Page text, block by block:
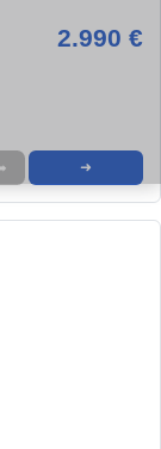
2.990 €
➜